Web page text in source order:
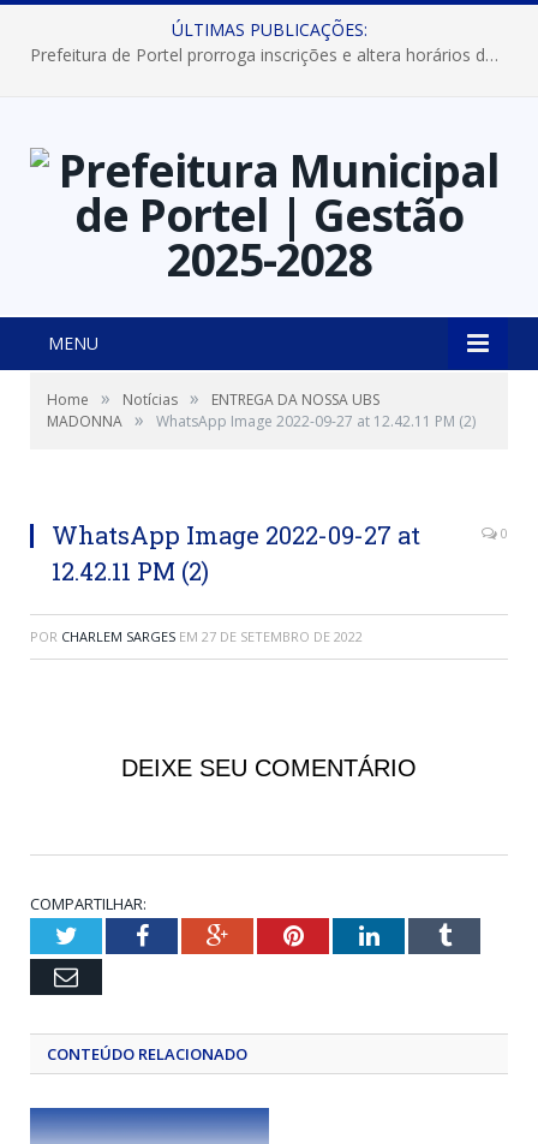
ÚLTIMAS PUBLICAÇÕES:
Prefeitura de Portel prorroga inscrições e altera horários dos concursos “Musa” e “Miss Mix Verão 2026”
MENU
Home » Notícias »
ENTREGA DA NOSSA UBS
MADONNA » WhatsApp Image 2022-09-27 at 12.42.11 PM (2)
WhatsApp Image 2022-09-27 at
12.42.11 PM (2)
0
POR CHARLEM SARGES EM 27 DE SETEMBRO DE 2022
DEIXE SEU COMENTÁRIO
COMPARTILHAR:
TwitterFacebookGoogle+PinterestLinkedInTumblr
Email
CONTEÚDO RELACIONADO